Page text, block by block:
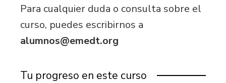
Para cualquier duda o consulta sobre el
curso, puedes escribirnos a
alumnos@emedt.org
Tu progreso en este curso